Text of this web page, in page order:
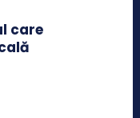
care